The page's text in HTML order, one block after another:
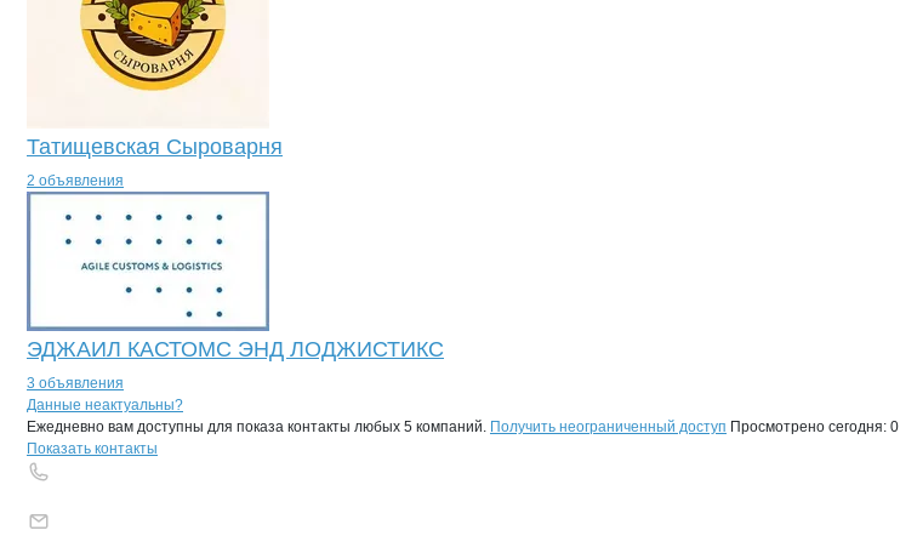
Татищевская Сыроварня
2 объявления
ЭДЖАИЛ КАСТОМС ЭНД ЛОДЖИСТИКС
3 объявления
Контактыкомпании
+7(800)000-00-..
Данные неактуальны?
Ежедневно вам доступны для показа контакты любых 5 компаний. Получить неограниченный доступ Просмотрено сегодня: 0
Показать контакты